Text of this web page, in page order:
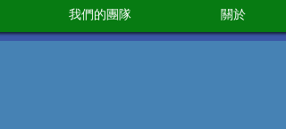
我們的團隊 關於